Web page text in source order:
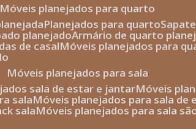
móveis planejados para quarto
planejados para quarto
planejado armário de quarto
de casal móveis planejados para
móveis planejados para sala
sala de estar e jantar móveis
sala móveis planejados para sala de
sala móveis planejados para sala